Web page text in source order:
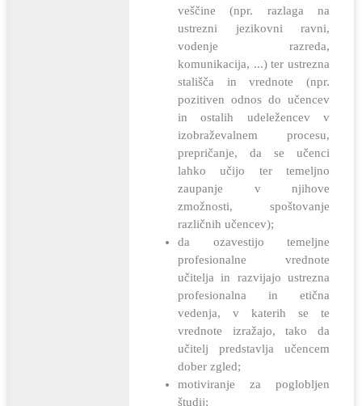
veščine (npr. razlaga na
ustrezni jezikovni ravni,
vodenje razreda,
komunikacija, ...) ter ustrezna
stališča in vrednote (npr.
pozitiven odnos do učencev
in ostalih udeležencev v
izobraževalnem procesu,
prepričanje, da se učenci
lahko učijo ter temeljno
zaupanje v njihove
zmožnosti, spoštovanje
različnih učencev);
da ozavestijo temeljne
profesionalne vrednote
učitelja in razvijajo ustrezna
profesionalna in etična
vedenja, v katerih se te
vrednote izražajo, tako da
učitelj predstavlja učencem
dober zgled;
motiviranje za poglobljen
študij;